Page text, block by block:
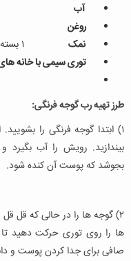
آب
روغن
نمک
توری سیمی با خانه
طرز تهیه رب گوجه فرنگی:
بیندازید. رویش را آب
بجوشد که پوست آن کنده شود.
۲) گوجه ها را در حالی که قل
ها را روی توری حرکت دهید
صافی برای جدا کردن پوست و